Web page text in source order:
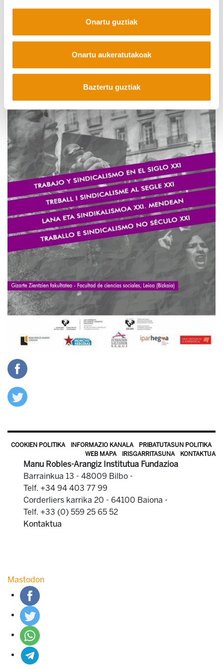
Onartu guztiak
Onartu aukeratutakoak
Baztertu guztiak
Ordutegia eta programa osoa:https://labur.eus/fai7X
congresosinidcalismo@gmail.com
COOKIEN POLITIKA INFORMAZIO KANALA
PRIBATUTASUN POLITIKA
WEB MAPA
IRISGARRITASUNA KONTAKTUA
Manu Robles-Arangiz Institutua Fundazioa
Barrainkua 13 - 48009 Bilbo -
Telf. +34 94 403 77 99
Corderliers karrika 20 - 64100 Baiona -
Telf. +33 (0) 559 25 65 52
Kontaktua
Mastodon